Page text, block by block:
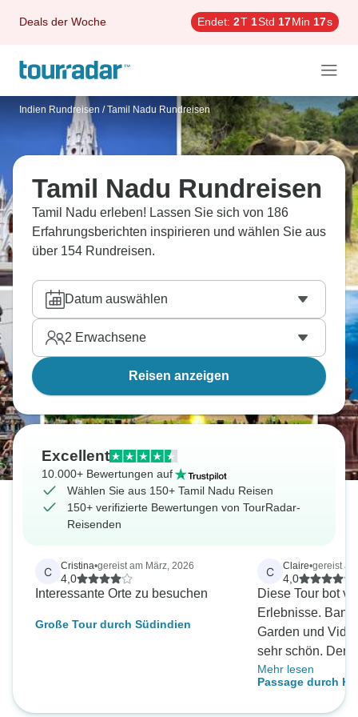
Deals der Woche Endet: 2T 1Std 17Min 15s
Indien Rundreisen / Tamil Nadu Rundreisen
Tamil Nadu Rundreisen
Tamil Nadu erleben! Lassen Sie sich von 186
Erfahrungsberichten inspirieren und wählen Sie aus
über 154 Rundreisen.
Datum auswählen
2 Erwachsene
Reisen anzeigen
Excellent
10.000+ Bewertungen auf
Wählen Sie aus 150+ Tamil Nadu Reisen
150+ verifizierte Bewertungen von TourRadar-
Reisenden
C Cristina•gereist am März, 2026
4,0
Interessante Orte zu besuchen
Große Tour durch Südindien
C Claire•gereist
4,0
Diese Tour bot
Erlebnisse.
Garden und
sehr schön. Der
die Brindavan
beeindruckend.
Safari konnten
Mehr lesen
Passage durch